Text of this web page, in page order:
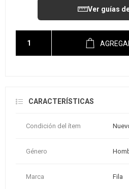
Ver guías
CARACTERÍSTICAS
Condición del ítem
Género
Marca Fila